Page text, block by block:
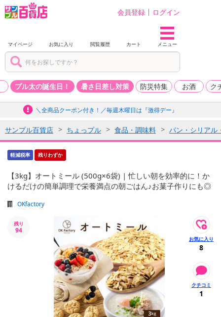
会員登録 ログイン
マイページ お気に入り 閲覧履歴 カート メニュー
プル太の誕生日！ 暑さ日差し対策 防災特集 お酒 ク
＼全商品クーポン付き！／毎週木曜日は『激得デー』
サンプル百貨店 ちょっプル 食品・調味料 パン・シリアル
軽減税率 残りわずか
【3kg】オートミール (500g×6袋) | 忙しい朝を効率的に！か
けるだけの簡単調理で栄養満点の朝ごはん♪お菓子作りにも◎
OKfactory
残り
94
8
1